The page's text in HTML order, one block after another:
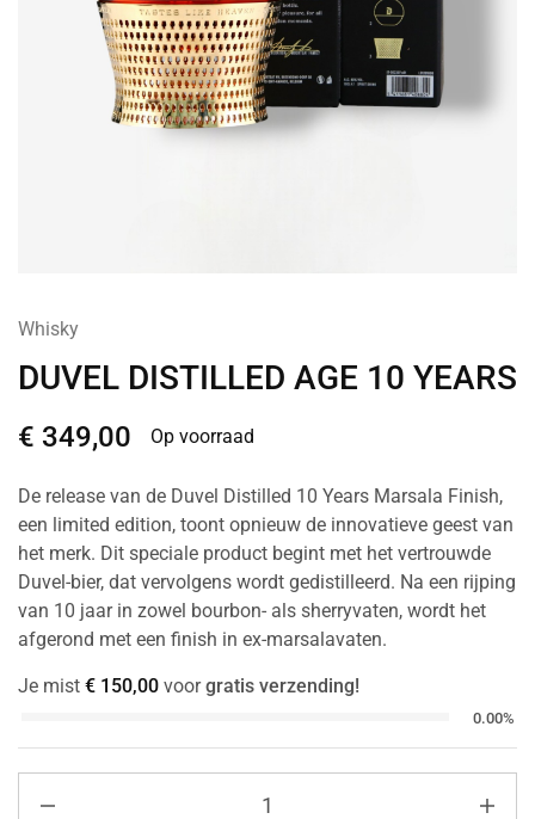
Whisky
DUVEL DISTILLED AGE 10 YEARS
€ 349,00 Op voorraad
De release van de Duvel Distilled 10 Years Marsala Finish,
een limited edition, toont opnieuw de innovatieve geest van
het merk. Dit speciale product begint met het vertrouwde
Duvel-bier, dat vervolgens wordt gedistilleerd. Na een rijping
van 10 jaar in zowel bourbon- als sherryvaten, wordt het
afgerond met een finish in ex-marsalavaten.
Je mist € 150,00 voorgratis verzending!
0.00%